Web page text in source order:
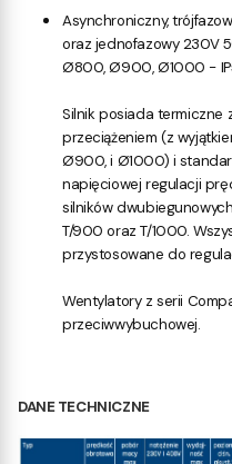
Asynchroniczny,
oraz jednofazowy 230V
Ø800, Ø900, Ø1000 -
Silnik posiada termiczne
przeciążeniem (z
Ø900, i Ø1000) i
napięciowej regulacji
silników
T/900 oraz T/1000.
przystosowane do
Wentylatory z serii
przeciwwybuchowej.
DANE TECHNICZNE